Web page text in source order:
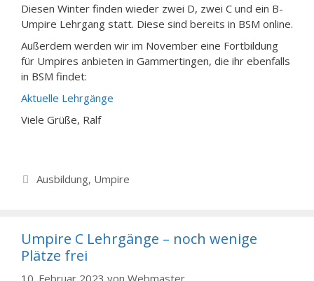
Diesen Winter finden wieder zwei D, zwei C und ein B-
Umpire Lehrgang statt. Diese sind bereits in BSM online.
Außerdem werden wir im November eine Fortbildung
für Umpires anbieten in Gammertingen, die ihr ebenfalls
in BSM findet:
Aktuelle Lehrgänge
Viele Grüße, Ralf
Kategorien
Ausbildung, Umpire
Umpire C Lehrgänge – noch wenige
Plätze frei
10. Februar 2023 von Webmaster